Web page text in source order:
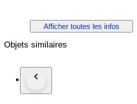
Afficher toutes les infos
Objets similaires